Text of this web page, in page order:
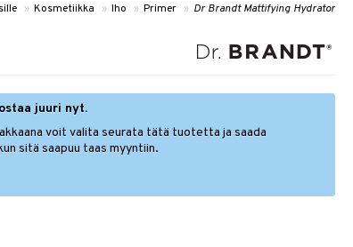
» Kosmetiikka » Iho » Primer » Dr Brandt Mattifying Hydrator
juuri nyt.
voit valita seurata tätä tuotetta ja saada
sitä saapuu taas myyntiin.